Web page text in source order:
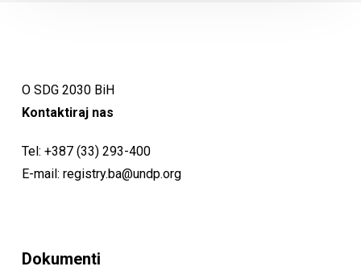
O SDG 2030 BiH
Kontaktiraj nas
Tel: +387 (33) 293-400
E-mail: registry.ba@undp.org
Dokumenti